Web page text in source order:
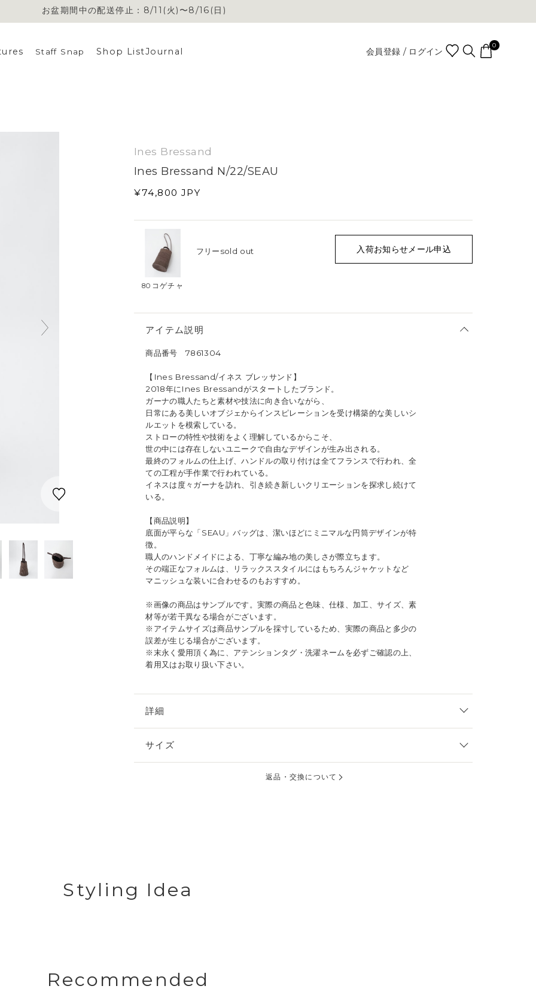
お盆期間中の配送停止：8/11(火)〜8/16(日)
Staff Snap Shop ListJournal 会員登録 / ログイン
0
Ines Bressand
Ines Bressand N/22/SEAU
¥74,800 JPY
80コゲチャ
フリーsold out 入荷お知らせメール申込
アイテム説明
商品番号 7861304
【Ines Bressand/イネス ブレッサンド】
2018年にInes Bressandがスタートしたブランド。
ガーナの職人たちと素材や技法に向き合いながら、
日常にある美しいオブジェからインスピレーションを受け構築的な美しいシ
ルエットを模索している。
ストローの特性や技術をよく理解しているからこそ、
世の中には存在しないユニークで自由なデザインが生み出される。
最終のフォルムの仕上げ、ハンドルの取り付けは全てフランスで行われ、全
ての工程が手作業で行われている。
イネスは度々ガーナを訪れ、引き続き新しいクリエーションを探求し続けて
いる。
【商品説明】
底面が平らな「SEAU」バッグは、潔いほどにミニマルな円筒デザインが特
徴。
職人のハンドメイドによる、丁寧な編み地の美しさが際立ちます。
その端正なフォルムは、リラックススタイルにはもちろんジャケットなど
マニッシュな装いに合わせるのもおすすめ。
※画像の商品はサンプルです。実際の商品と色味、仕様、加工、サイズ、素
材等が若干異なる場合がございます。
※アイテムサイズは商品サンプルを採寸しているため、実際の商品と多少の
誤差が生じる場合がございます。
※末永く愛用頂く為に、アテンションタグ・洗濯ネームを必ずご確認の上、
着用又はお取り扱い下さい。
詳細
サイズ
返品・交換について
Styling Idea
Recommended